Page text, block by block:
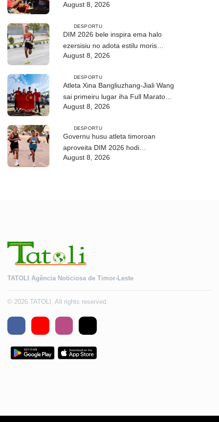
August 8, 2026
DESPORTU
DIM 2026 bele inspira ema halo
ezersisiu no adota estilu moris
saudável
August 8, 2026
DESPORTU
Atleta Xina Bangliuzhang-Jiali Wang
sai primeiru lugar iha Full Maratona
42Km
August 8, 2026
DESPORTU
Governu husu atleta timoroan
aproveita DIM 2026 hodi
dezenvolve kapasidade
August 8, 2026
TATOLI Agência Noticiosa de Timor-Leste
© 2026 TATOLI. All rights reserved.